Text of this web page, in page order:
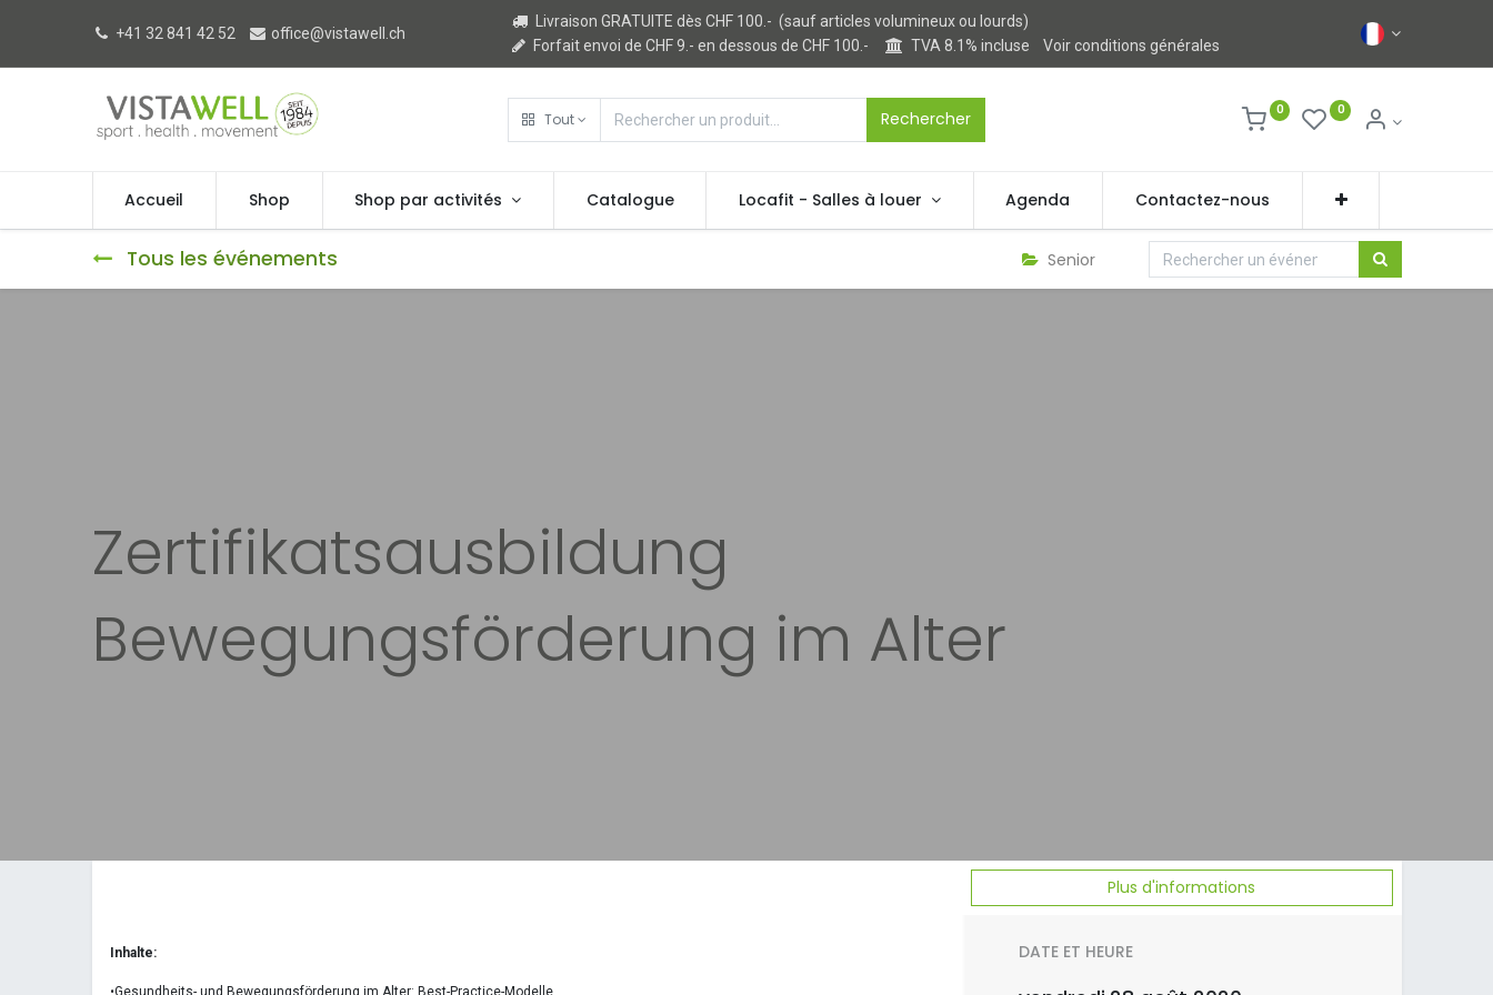
+41 32 841 42 52 office@vistawell.ch
Livraison GRATUITE dès CHF 100.- (sauf articles volumineux ou lourds)
Forfait envoi de CHF 9.- en dessous de CHF 100.-
TVA 8.1% incluseVoir conditions générales
Tout Rechercher 0 0
Accueil Shop Shop par activités Catalogue Locafit - Salles à louer Agenda Contactez-nous
Tous les événements Senior
Zertifikatsausbildung
Bewegungsförderung im Alter
Plus d'informations
Inhalte:
•Gesundheits- und Bewegungsförderung im Alter: Best-Practice-Modelle
DATE ET HEURE